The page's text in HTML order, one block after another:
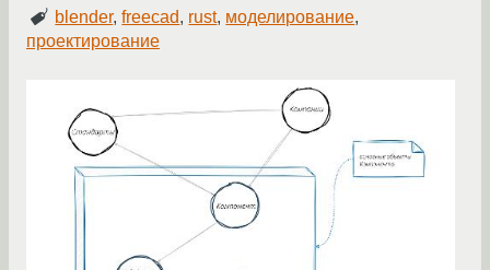
blender,freecad, rust, моделирование,
проектирование